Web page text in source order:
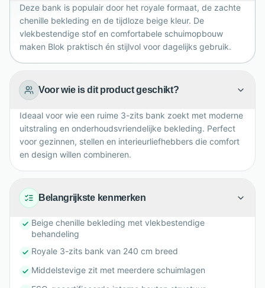
duurzaamheid toevoegt aan je interieur.
Deze bank is populair door het royale formaat, de zachte
chenille bekleding en de tijdloze beige kleur. De
vlekbestendige stof en comfortabele schuimopbouw
maken Blok praktisch én stijlvol voor dagelijks gebruik.
Voor wie is dit product geschikt?
Ideaal voor wie een ruime 3-zits bank zoekt met moderne
uitstraling en onderhoudsvriendelijke bekleding. Perfect
voor gezinnen, stellen en interieurliefhebbers die comfort
en design willen combineren.
Belangrijkste kenmerken
Beige chenille bekleding met vlekbestendige
behandeling
Royale 3-zits bank van 240 cm breed
Middelstevige zit met meerdere schuimlagen